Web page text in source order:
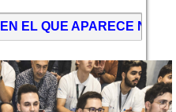
EL QUE APARECE